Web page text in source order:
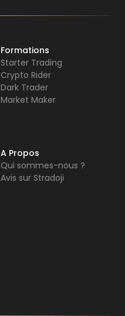
Formations
Starter Trading
Crypto Rider
Dark Trader
Market Maker
A Propos
Qui sommes-nous ?
Avis sur Stradoji